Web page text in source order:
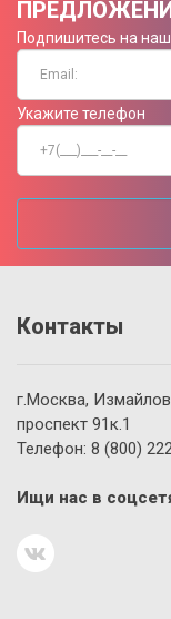
Подпишитесь на
Укажите телефон
Контакты
г.Москва,
проспект 91к.1
Телефон: 8 (800)
Ищи нас в